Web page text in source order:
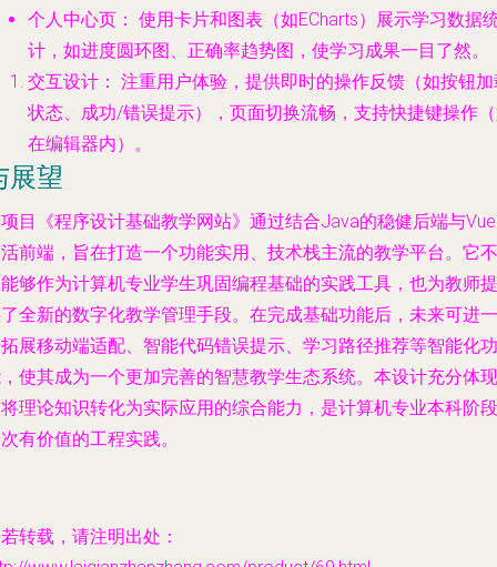
个人中心页： 使用卡片和图表（如ECharts）展示学习数据
计，如进度圆环图、正确率趋势图，使学习成果一目了然。
交互设计： 注重用户体验，提供即时的操作反馈（如按钮
状态、成功/错误提示），页面切换流畅，支持快捷键操作
在编辑器内）。
展望
目《程序设计基础教学网站》通过结合Java的稳健后端与
前端，旨在打造一个功能实用、技术栈主流的教学平台。它不
够作为计算机专业学生巩固编程基础的实践工具，也为教师提
全新的数字化教学管理手段。在完成基础功能后，未来可进一
展移动端适配、智能代码错误提示、学习路径推荐等智能化功
使其成为一个更加完善的智慧教学生态系统。本设计充分体现
理论知识转化为实际应用的综合能力，是计算机专业本科阶段
有价值的工程实践。
转载，请注明出处：